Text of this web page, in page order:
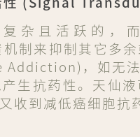
杂且活跃的，
制来抑制其它多
，如无
生抗药性。天仙
收到减低癌细胞抗